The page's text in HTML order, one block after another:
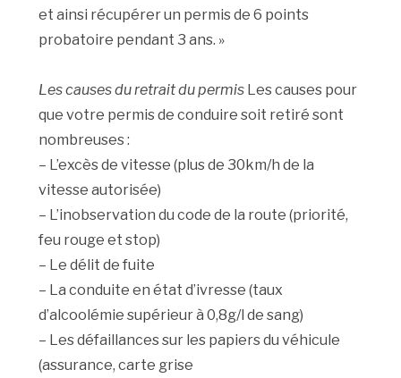
et ainsi récupérer un permis de 6 points
probatoire pendant 3 ans. »
Les causes du retrait du permis Les causes pour
que votre permis de conduire soit retiré sont
nombreuses :
– L’excès de vitesse (plus de 30km/h de la
vitesse autorisée)
– L’inobservation du code de la route (priorité,
feu rouge et stop)
– Le délit de fuite
– La conduite en état d’ivresse (taux
d’alcoolémie supérieur à 0,8g/l de sang)
– Les défaillances sur les papiers du véhicule
(assurance, carte grise